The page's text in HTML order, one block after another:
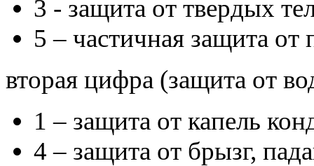
3 - защита от твердых
5 – частичная защита от
вторая цифра (защита от
1 – защита от капель
4 – защита от брызг,